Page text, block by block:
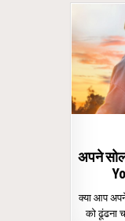
अपने
क्या आप
को ढूंढना